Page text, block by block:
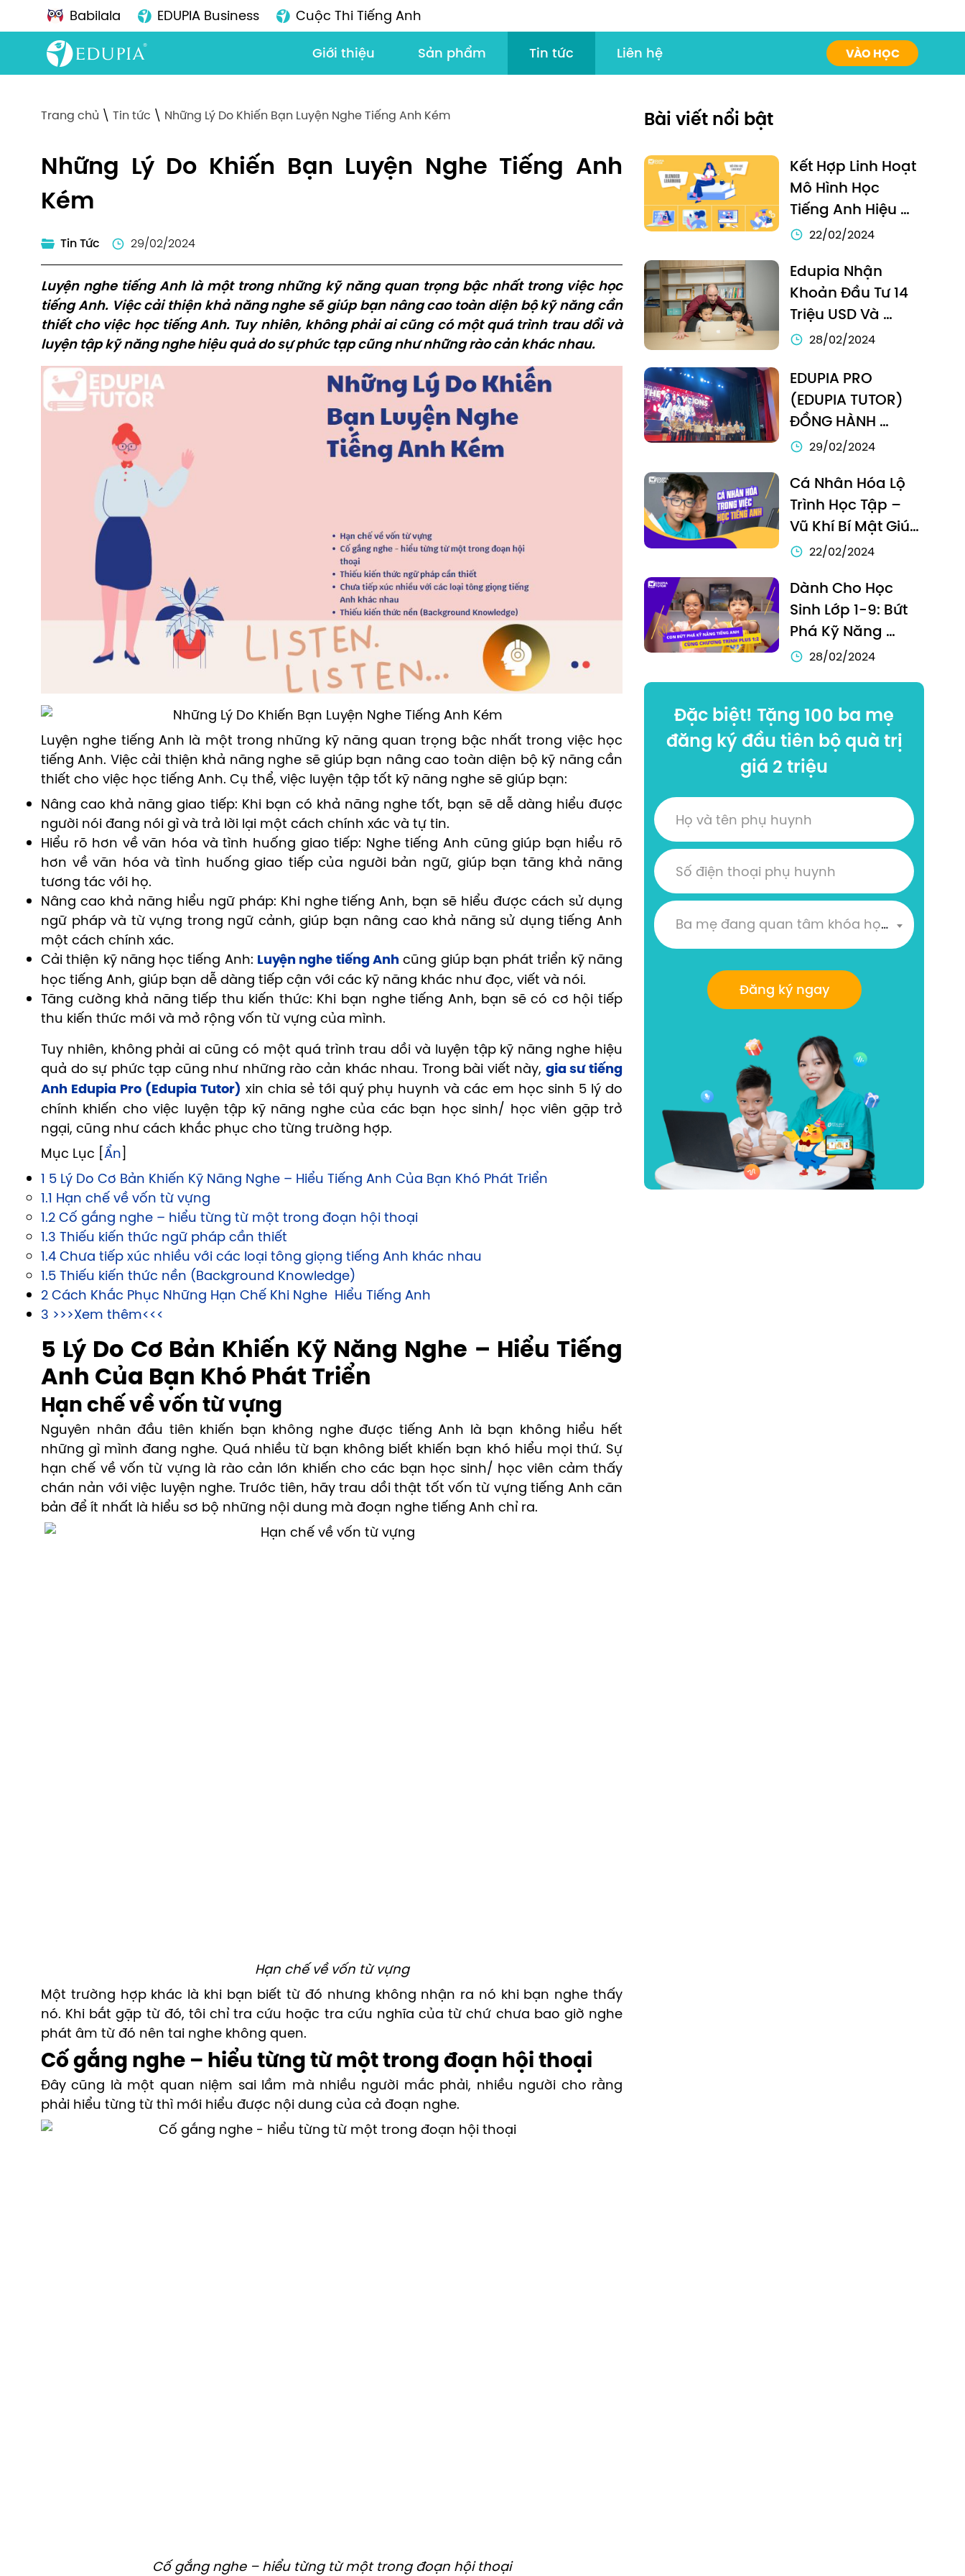
Babilala EDUPIA Business
Cuộc Thi Tiếng Anh
Giới thiệu
Sản phẩm Tin tức Liên hệ VÀO HỌC
Trang chủ \ Tin tức \ Những Lý Do Khiến Bạn Luyện Nghe Tiếng Anh Kém
Những Lý Do Khiến Bạn Luyện Nghe Tiếng Anh
Kém
Tin Tức 29/02/2024
Luyện nghe tiếng Anh là một trong những kỹ năng quan trọng bậc nhất trong việc học
tiếng Anh. Việc cải thiện khả năng nghe sẽ giúp bạn nâng cao toàn diện bộ kỹ năng cần
thiết cho việc học tiếng Anh. Tuy nhiên, không phải ai cũng có một quá trình trau dồi và
luyện tập kỹ năng nghe hiệu quả do sự phức tạp cũng như những rào cản khác nhau.
Luyện nghe tiếng Anh là một trong những kỹ năng quan trọng bậc nhất trong việc học
tiếng Anh. Việc cải thiện khả năng nghe sẽ giúp bạn nâng cao toàn diện bộ kỹ năng cần
thiết cho việc học tiếng Anh. Cụ thể, việc luyện tập tốt kỹ năng nghe sẽ giúp bạn:
Nâng cao khả năng giao tiếp: Khi bạn có khả năng nghe tốt, bạn sẽ dễ dàng hiểu được
người nói đang nói gì và trả lời lại một cách chính xác và tự tin.
Hiểu rõ hơn về văn hóa và tình huống giao tiếp: Nghe tiếng Anh cũng giúp bạn hiểu rõ
hơn về văn hóa và tình huống giao tiếp của người bản ngữ, giúp bạn tăng khả năng
tương tác với họ.
Nâng cao khả năng hiểu ngữ pháp: Khi nghe tiếng Anh, bạn sẽ hiểu được cách sử dụng
ngữ pháp và từ vựng trong ngữ cảnh, giúp bạn nâng cao khả năng sử dụng tiếng Anh
một cách chính xác.
Cải thiện kỹ năng học tiếng Anh: Luyện nghe tiếng Anhcũng giúp bạn phát triển kỹ năng
học tiếng Anh, giúp bạn dễ dàng tiếp cận với các kỹ năng khác như đọc, viết và nói.
Tăng cường khả năng tiếp thu kiến thức: Khi bạn nghe tiếng Anh, bạn sẽ có cơ hội tiếp
thu kiến thức mới và mở rộng vốn từ vựng của mình.
Tuy nhiên, không phải ai cũng có một quá trình trau dồi và luyện tập kỹ năng nghe hiệu
quả do sự phức tạp cũng như những rào cản khác nhau. Trong bài viết này, gia sư tiếng
Anh Edupia Pro (Edupia Tutor) xin chia sẻ tới quý phụ huynh và các em học sinh 5 lý do
chính khiến cho việc luyện tập kỹ năng nghe của các bạn học sinh/ học viên gặp trở
ngại, cũng như cách khắc phục cho từng trường hợp.
Mục Lục [Ẩn]
1 5 Lý Do Cơ Bản Khiến Kỹ Năng Nghe – Hiểu Tiếng Anh Của Bạn Khó Phát Triển
1.1 Hạn chế về vốn từ vựng
1.2 Cố gắng nghe – hiểu từng từ một trong đoạn hội thoại
1.3 Thiếu kiến thức ngữ pháp cần thiết
1.4 Chưa tiếp xúc nhiều với các loại tông giọng tiếng Anh khác nhau
1.5 Thiếu kiến thức nền (Background Knowledge)
2 Cách Khắc Phục Những Hạn Chế Khi Nghe Hiểu Tiếng Anh
3 >>>Xem thêm<<<
5 Lý Do Cơ Bản Khiến Kỹ Năng Nghe – Hiểu Tiếng
Anh Của Bạn Khó Phát Triển
Hạn chế về vốn từ vựng
Nguyên nhân đầu tiên khiến bạn không nghe được tiếng Anh là bạn không hiểu hết
những gì mình đang nghe. Quá nhiều từ bạn không biết khiến bạn khó hiểu mọi thứ. Sự
hạn chế về vốn từ vựng là rào cản lớn khiến cho các bạn học sinh/ học viên cảm thấy
chán nản với việc luyện nghe. Trước tiên, hãy trau dồi thật tốt vốn từ vựng tiếng Anh căn
bản để ít nhất là hiểu sơ bộ những nội dung mà đoạn nghe tiếng Anh chỉ ra.
Hạn chế về vốn từ vựng
Một trường hợp khác là khi bạn biết từ đó nhưng không nhận ra nó khi bạn nghe thấy
nó. Khi bắt gặp từ đó, tôi chỉ tra cứu hoặc tra cứu nghĩa của từ chứ chưa bao giờ nghe
phát âm từ đó nên tai nghe không quen.
Cố gắng nghe – hiểu từng từ một trong đoạn hội thoại
Đây cũng là một quan niệm sai lầm mà nhiều người mắc phải, nhiều người cho rằng
phải hiểu từng từ thì mới hiểu được nội dung của cả đoạn nghe.
Cố gắng nghe – hiểu từng từ một trong đoạn hội thoại
Bài viết nổi bật
Kết Hợp Linh Hoạt
Mô Hình Học
Tiếng Anh Hiệu
Quả, Edupia Pro
Trực Tuyến Toàn
Diện Cho Trẻ Em
Việt
22/02/2024
Edupia Nhận
Khoản Đầu Tư 14
Triệu USD Và
Hướng Tới “Xuất
Thị Trường ĐôNg
Nam Á
28/02/2024
EDUPIA PRO
(EDUPIA TUTOR)
ĐỒNG HÀNH
CÙNG HỌC VIỆN
CUỘC THI SPEAK
OUT LOUD 2023
29/02/2024
Cá Nhân Hóa Lộ
Trình Học Tập –
Vũ Khí Bí Mật Giúp
Con Nhảy Vọt
22/02/2024
Dành Cho Học
Sinh Lớp 1-9: Bứt
Phá Kỹ Năng
Tiếng Anh Với
28/02/2024
Đặc biệt! Tặng 100 ba mẹ
đăng ký đầu tiên bộ quà trị
giá 2 triệu
Ba mẹ đang quan tâm khóa học nào?
Đăng ký ngay